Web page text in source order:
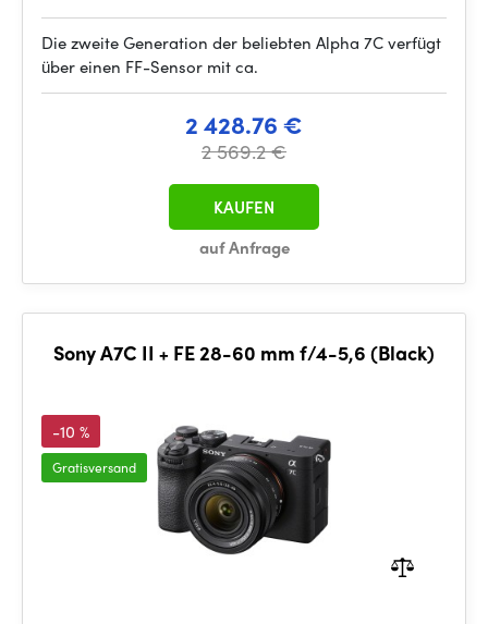
Die zweite Generation der beliebten Alpha 7C verfügt
über einen FF-Sensor mit ca.
2 428.76 €
2 569.2 €
auf Anfrage
KAUFEN
Sony A7C II + FE 28-60 mm f/4-5,6 (Black)
-10 %
Gratisversand